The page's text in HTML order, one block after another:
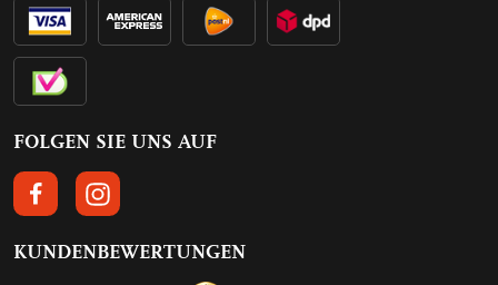
FOLGEN SIE UNS AUF
FOLGEN SIE UNS AUF FACEBOOK
FOLGEN SIE UNS AUF INSTAGRAM
KUNDENBEWERTUNGEN